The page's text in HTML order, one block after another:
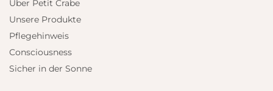
Über Petit Crabe
Unsere Produkte
Pflegehinweis
Consciousness
Sicher in der Sonne